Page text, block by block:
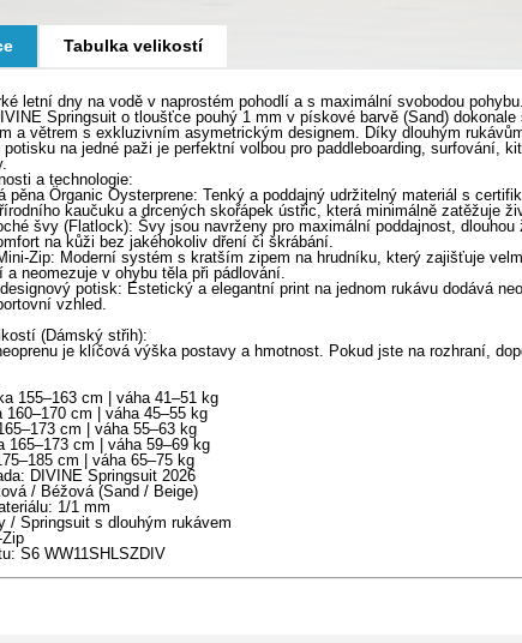
Tabulka velikostí
letní dny na vodě v naprostém pohodlí a s maximální svobodou
Springsuit o tloušťce pouhý 1 mm v pískové barvě (Sand) dokonale
a větrem s exkluzivním asymetrickým designem. Díky dlouhým
na jedné paži je perfektní volbou pro paddleboarding, surfování,
a technologie:
pěna Örganic Oysterprene: Tenký a poddajný udržitelný materiál s
kaučuku a drcených skořápek ústřic, která minimálně zatěžuje
švy (Flatlock): Švy jsou navrženy pro maximální poddajnost,
na kůži bez jakéhokoliv dření či škrábání.
Zip: Moderní systém s kratším zipem na hrudníku, který zajišťuje
a neomezuje v ohybu těla při pádlování.
potisk: Estetický a elegantní print na jednom rukávu dodává
vzhled.
(Dámský střih):
je klíčová výška postavy a hmotnost. Pokud jste na rozhraní,
155–163 cm | váha 41–51 kg
160–170 cm | váha 45–55 kg
cm | váha 55–63 kg
165–173 cm | váha 59–69 kg
cm | váha 65–75 kg
DIVINE Springsuit 2026
/ Béžová (Sand / Beige)
1/1 mm
/ Springsuit s dlouhým rukávem
S6 WW11SHLSZDIV